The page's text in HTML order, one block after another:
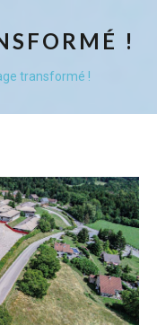
!
transformé !